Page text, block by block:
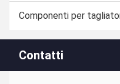
Componenti per
Contatti